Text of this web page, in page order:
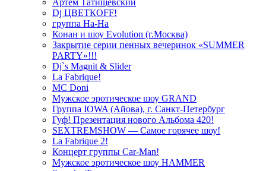
Артем Татищевский
Dj ЦВЕТКOFF!
группа На-На
Конан и шоу Evolution (г.Москва)
Закрытие серии пенных вечеринок «SUMMER
PARTY»!!!
Dj`s Magnit & Slider
La Fabrique!
MC Doni
Мужское эротическое шоу GRAND
Группа IOWA (Айова), г. Санкт-Петербург
Гуф! Презентация нового Альбома 420!
SEXTREMSHOW — Самое горячее шоу!
La Fabrique 2!
Концерт группы Car-Man!
Мужское эротическое шоу HAMMER